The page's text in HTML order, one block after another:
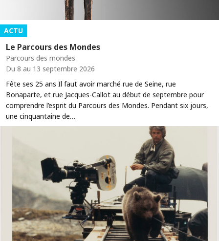
ACTU
Le Parcours des Mondes
Parcours des mondes
Du 8 au 13 septembre 2026
Fête ses 25 ans Il faut avoir marché rue de Seine, rue
Bonaparte, et rue Jacques-Callot au début de septembre pour
comprendre l’esprit du Parcours des Mondes. Pendant six jours,
une cinquantaine de…